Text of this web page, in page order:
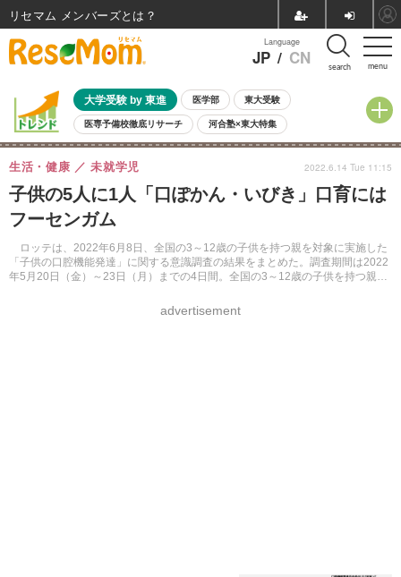
menu
Language
JP / CN search
大学受験 by 東進 医学部 東大受験
医専予備校徹底リサーチ 河合塾×東大特集
親子で考える大学選び 高校受験 中学受験 小学校受験
共通テスト 夏休み
8月開催イベント・WS 全国公立高校 過去問 人気記事
自由研究教材（小学生向け）
子供の5人に1人「口ぽかん・いびき」口育には
フーセンガム
ロッテは、2022年6月8日、全国の3～12歳の子供を持つ親を対象に実施した
「子供の口腔機能発達」に関する意識調査の結果をまとめた。調査期間は2022
年5月20日（金）～23日（月）までの4日間。全国の3～12歳の子供を持つ親に
生活・健康 未就学児
advertisement
2022.6.14 Tue 11:15
リセマム メンバーズ